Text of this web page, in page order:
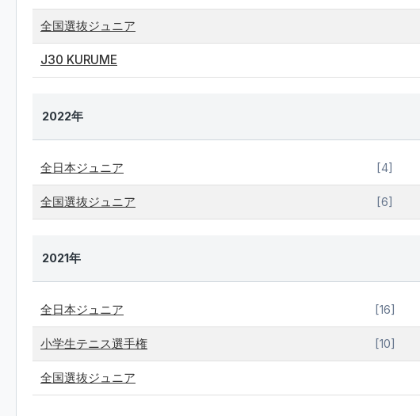
全国選抜ジュニア
J30 KURUME
2022年
全日本ジュニア [4]
全国選抜ジュニア [6]
2021年
全日本ジュニア [16]
小学生テニス選手権 [10]
全国選抜ジュニア